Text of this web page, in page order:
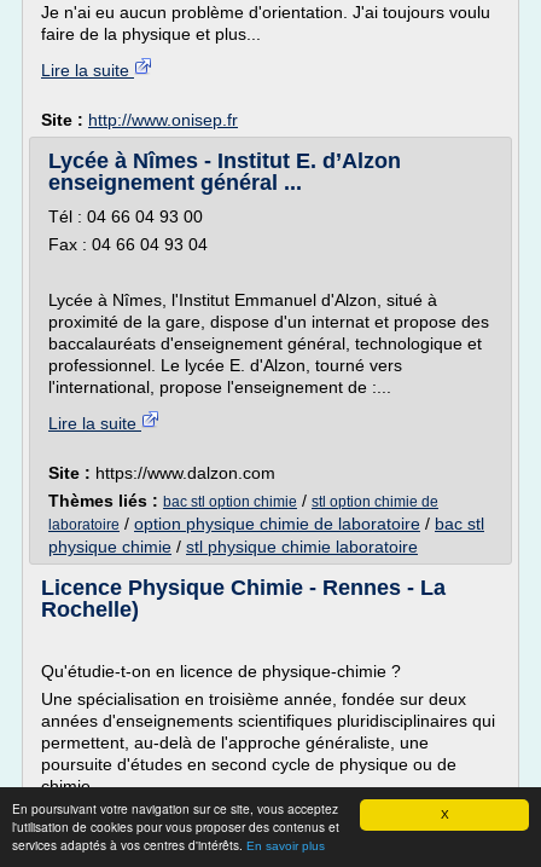
X
En poursuivant votre navigation sur ce site, vous acceptez
l'utilisation de cookies pour vous proposer des contenus et
services adaptés à vos centres d'intérêts. En savoir plus
Je n'ai eu aucun problème d'orientation. J'ai toujours voulu
faire de la physique et plus...
Lire la suite
Site : http://www.onisep.fr
Lycée à Nîmes - Institut E. d’Alzon
enseignement général ...
Tél : 04 66 04 93 00
Fax : 04 66 04 93 04
Lycée à Nîmes, l'Institut Emmanuel d'Alzon, situé à
proximité de la gare, dispose d'un internat et propose des
baccalauréats d'enseignement général, technologique et
professionnel. Le lycée E. d'Alzon, tourné vers
l'international, propose l'enseignement de :...
Lire la suite
Site : https://www.dalzon.com
Thèmes liés : bac stl option chimie / stl option chimie de
laboratoire / option physique chimie de laboratoire / bac stl
physique chimie / stl physique chimie laboratoire
Licence Physique Chimie - Rennes - La
Rochelle)
Qu'étudie-t-on en licence de physique-chimie ?
Une spécialisation en troisième année, fondée sur deux
années d'enseignements scientifiques pluridisciplinaires qui
permettent, au-delà de l'approche généraliste, une
poursuite d'études en second cycle de physique ou de
chimie.
Une pluralité d'enseignements, électricité, optique, chimie
organique, algèbre, chimie des solutions,...